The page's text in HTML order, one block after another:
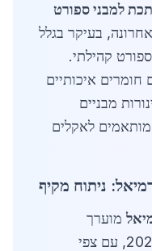
למבני ספורט
האחרונה, בעיקר בגלל
קהילתי.
איכותיים
מבניים
לאקלים
ניתוח מקיף
מוערך
בכ-150 מיליון שקלים בשנת 2026, עם צפי